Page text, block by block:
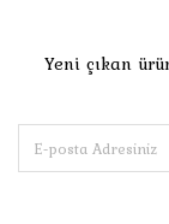
Yeni çıkan